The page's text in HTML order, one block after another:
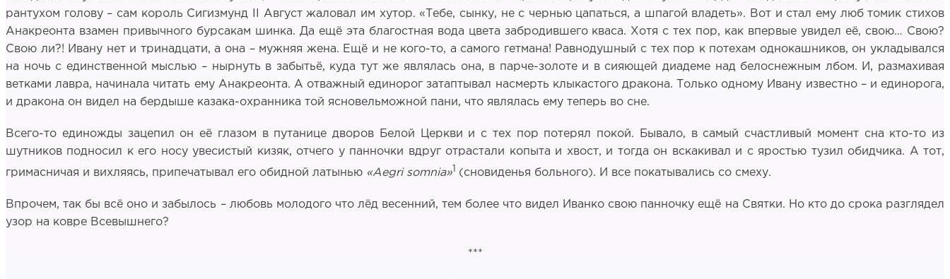
рантухом голову – сам король Сигизмунд II Август жаловал им хутор. «Тебе, сынку, не с чернью цапаться, а шпагой владеть». Вот и стал ему люб томик стихов
Анакреонта взамен привычного бурсакам шинка. Да ещё эта благостная вода цвета забродившего кваса. Хотя с тех пор, как впервые увидел её, свою… Свою?
Свою ли?! Ивану нет и тринадцати, а она – мужняя жена. Ещё и не кого-то, а самого гетмана! Равнодушный с тех пор к потехам однокашников, он укладывался
на ночь с единственной мыслью – нырнуть в забытьё, куда тут же являлась она, в парче-золоте и в сияющей диадеме над белоснежным лбом. И, размахивая
ветками лавра, начинала читать ему Анакреонта. А отважный единорог затаптывал насмерть клыкастого дракона. Только одному Ивану известно – и единорога,
и дракона он видел на бердыше казака-охранника той ясновельможной пани, что являлась ему теперь во сне.
Всего-то единожды зацепил он её глазом в путанице дворов Белой Церкви и с тех пор потерял покой. Бывало, в самый счастливый момент сна кто-то из
шутников подносил к его носу увесистый кизяк, отчего у панночки вдруг отрастали копыта и хвост, и тогда он вскакивал и с яростью тузил обидчика. А тот,
гримасничая и вихляясь, припечатывал его обидной латынью «Aegri somnia»1 (сновиденья больного). И все покатывались со смеху.
Впрочем, так бы всё оно и забылось – любовь молодого что лёд весенний, тем более что видел Иванко свою панночку ещё на Святки. Но кто до срока разглядел
узор на ковре Всевышнего?
***